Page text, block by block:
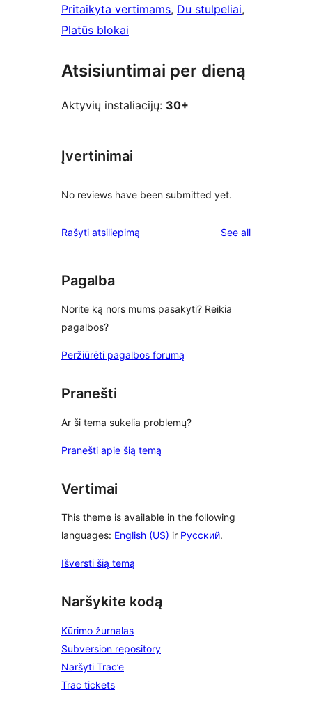
Pritaikyta vertimams, Du stulpeliai
Platūs blokai
Atsisiuntimai per dieną
Aktyvių instaliacijų: 30+
Įvertinimai
No reviews have been submitted yet.
Rašyti atsiliepimą See allreviews
Pagalba
Norite ką nors mums pasakyti? Reikia
pagalbos?
Peržiūrėti pagalbos forumą
Pranešti
Ar ši tema sukelia problemų?
Pranešti apie šią temą
Vertimai
This theme is available in the following
languages: English (US) ir Русский.
Išversti šią temą
Naršykite kodą
Kūrimo žurnalas
Subversion repository
Naršyti Trac’e
Trac tickets